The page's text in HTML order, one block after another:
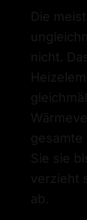
Die
nicht.
gesamte
Sie sie
verzieht
ab.